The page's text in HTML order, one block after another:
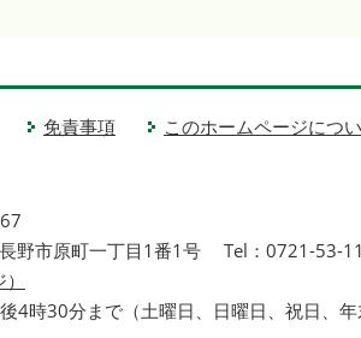
免責事項 このホームページにつ
野市原町一丁目1番1号
Tel：0721-53-
4時30分まで（土曜日、日曜日、祝日、年